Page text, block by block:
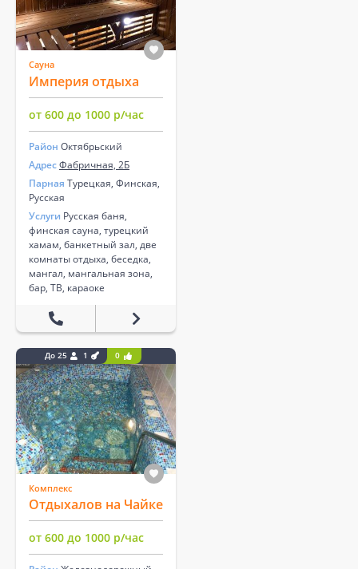
Сауна
Империя отдыха
от 600 до 1000 р/час
Район Октябрьский
АдресФабричная, 2Б
Парная Турецкая, Финская,
Русская
Услуги Русская баня,
финская сауна, турецкий
хамам, банкетный зал, две
комнаты отдыха, беседка,
мангал, мангальная зона,
бар, ТВ, караоке
До 25 1 0
Комплекс
Отдыхалов на Чайке
от 600 до 1000 р/час